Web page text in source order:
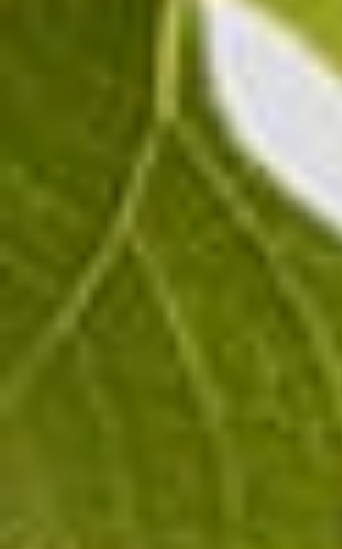
Chardonnay
Champagne
BLANCS